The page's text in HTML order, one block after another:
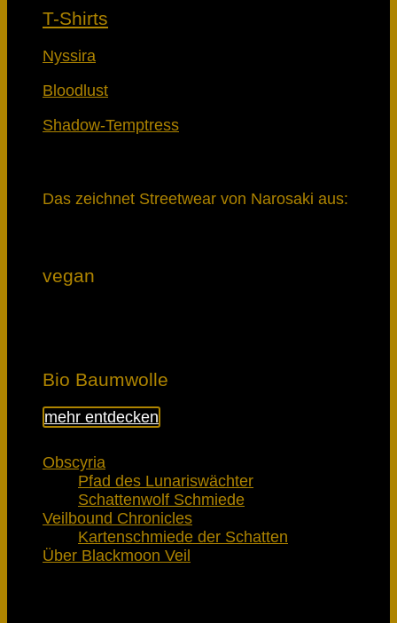
T-Shirts
Nyssira
Bloodlust
Shadow-Temptress
Das zeichnet Streetwear von Narosaki aus:
vegan
Bio Baumwolle
mehr entdecken
Obscyria
Pfad des Lunariswächter
Schattenwolf Schmiede
Veilbound Chronicles
Kartenschmiede der Schatten
Über Blackmoon Veil